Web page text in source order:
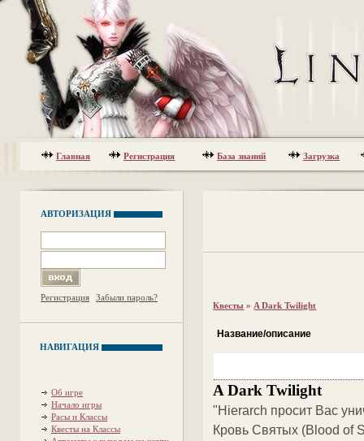
Главная Регистрация База знаний Загрузка
АВТОРИЗАЦИЯ
Регистрация Забыли пароль?
НАВИГАЦИЯ
Об игре
Начало игры
Расы и Классы
Квесты на Классы
Квесты » A Dark Twilight
Название/описание
A Dark Twilight
"Hierarch просит Вас
Кровь Святых (Blood of